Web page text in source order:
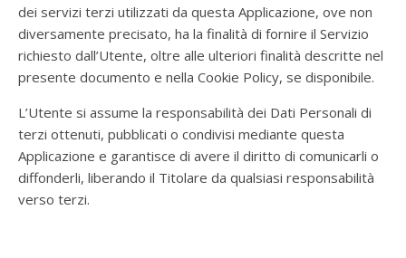
dei servizi terzi utilizzati da questa Applicazione, ove non
diversamente precisato, ha la finalità di fornire il Servizio
richiesto dall’Utente, oltre alle ulteriori finalità descritte nel
presente documento e nella Cookie Policy, se disponibile.
L’Utente si assume la responsabilità dei Dati Personali di
terzi ottenuti, pubblicati o condivisi mediante questa
Applicazione e garantisce di avere il diritto di comunicarli o
diffonderli, liberando il Titolare da qualsiasi responsabilità
verso terzi.